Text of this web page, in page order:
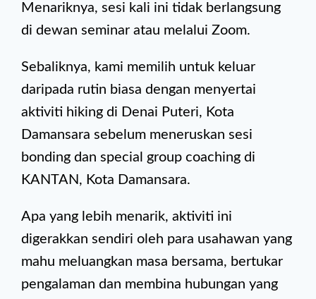
Menariknya, sesi kali ini tidak berlangsung
di dewan seminar atau melalui Zoom.
Sebaliknya, kami memilih untuk keluar
daripada rutin biasa dengan menyertai
aktiviti hiking di Denai Puteri, Kota
Damansara sebelum meneruskan sesi
bonding dan special group coaching di
KANTAN, Kota Damansara.
Apa yang lebih menarik, aktiviti ini
digerakkan sendiri oleh para usahawan yang
mahu meluangkan masa bersama, bertukar
pengalaman dan membina hubungan yang